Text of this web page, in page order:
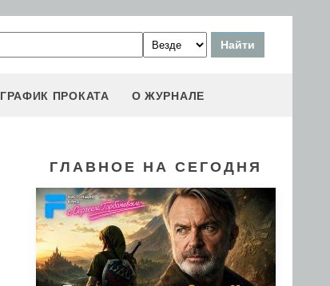
ГРАФИК ПРОКАТА О ЖУРНАЛЕ
ГЛАВНОЕ НА СЕГОДНЯ